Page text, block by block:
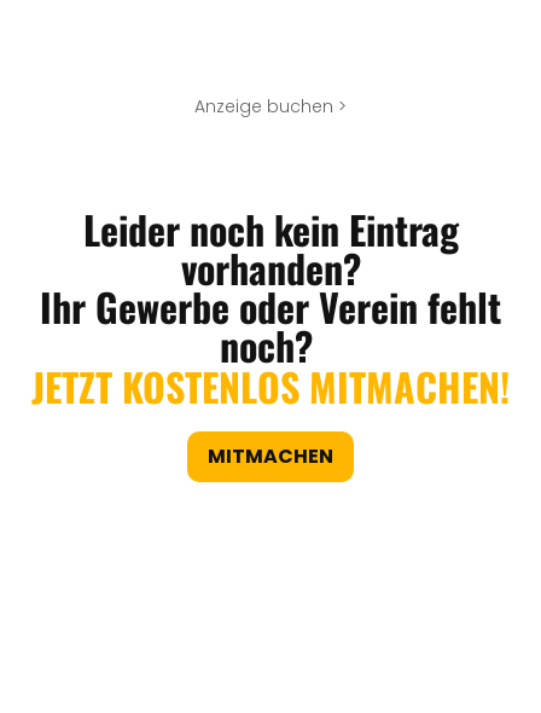
Anzeige buchen >
Leider noch kein Eintrag
vorhanden?
Ihr Gewerbe oder Verein fehlt
noch?
JETZT KOSTENLOS MITMACHEN!
MITMACHEN